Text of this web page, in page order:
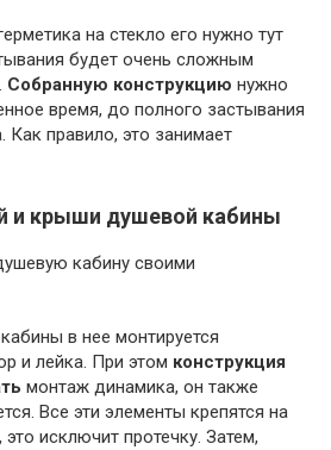
на стекло его нужно тут
будет очень сложным
Собранную конструкцию нужно
время, до полного застывания
Как правило, это занимает
и крыши душевой кабины
в нее монтируется
и лейка. При этом конструкция
монтаж динамика, он также
Все эти элементы крепятся на
исключит протечку. Затем,